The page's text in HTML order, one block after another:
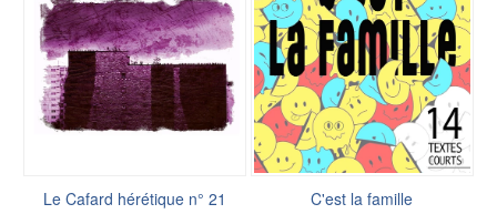
Le Cafard hérétique n° 21 C'est la famille